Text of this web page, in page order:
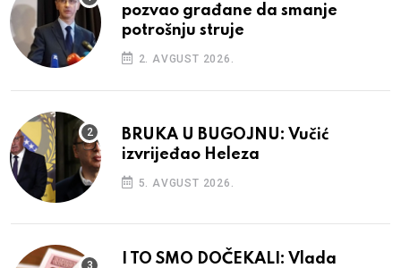
pozvao građane da smanje
potrošnju struje
2. AVGUST 2026.
BRUKA U BUGOJNU: Vučić
izvrijeđao Heleza
5. AVGUST 2026.
I TO SMO DOČEKALI: Vlada